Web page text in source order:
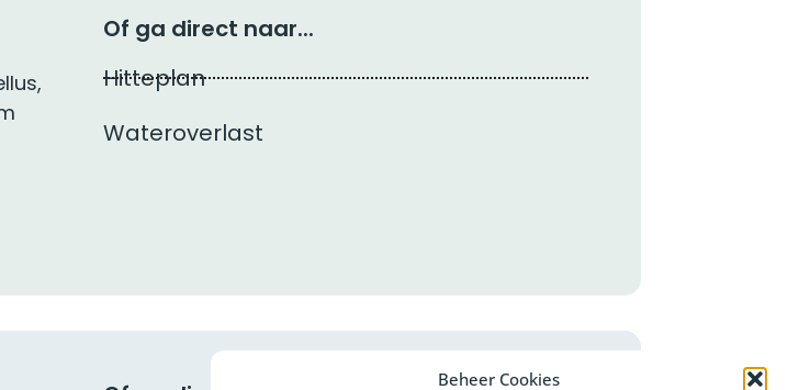
Beheer Cookies
Of ga direct naar...
Hitteplan
Wateroverlast